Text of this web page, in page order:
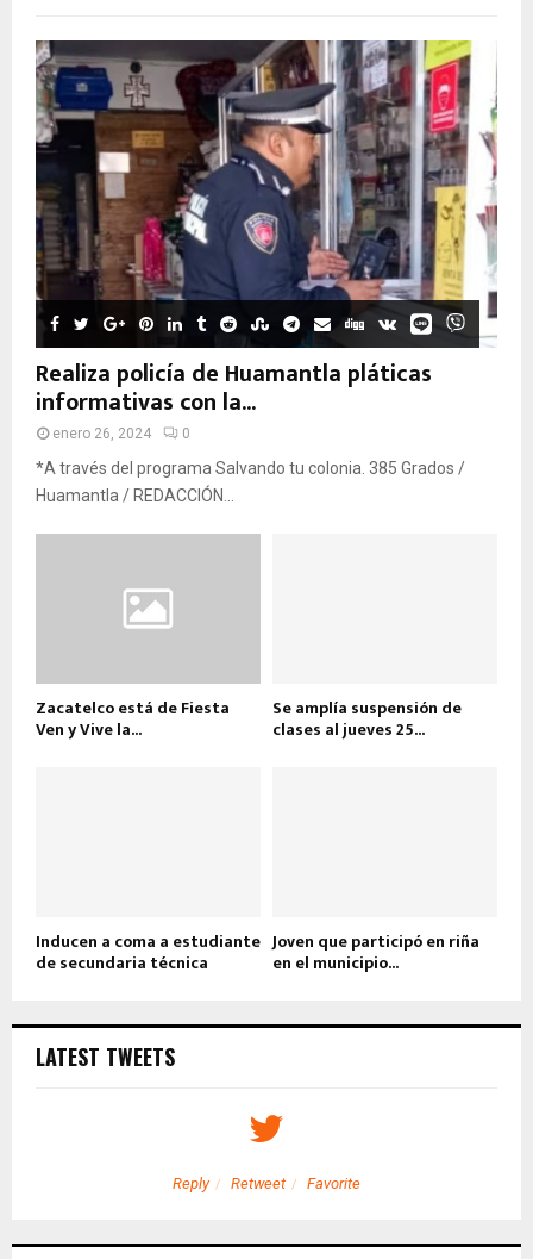
Realiza policía de Huamantla pláticas
informativas con la...
enero 26, 2024 0
*A través del programa Salvando tu colonia. 385 Grados /
Huamantla / REDACCIÓN...
Zacatelco está de Fiesta
Ven y Vive la...
Se amplía suspensión de
clases al jueves 25...
Inducen a coma a estudiante
de secundaria técnica
Joven que participó en riña
en el municipio...
LATEST TWEETS
Reply Retweet Favorite